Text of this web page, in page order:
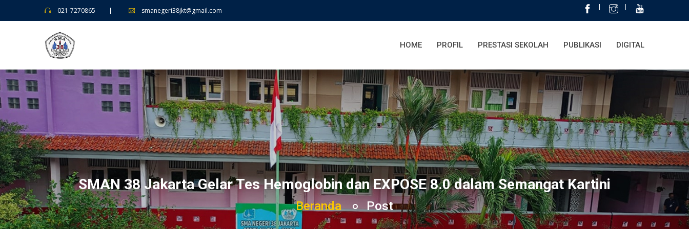
021-7270865 smanegeri38jkt@gmail.com
HOME PROFIL PRESTASI SEKOLAH PUBLIKASI DIGITAL
SMAN 38 Jakarta Gelar Tes Hemoglobin dan EXPOSE 8.0 dalam Semangat Kartini
Beranda Post